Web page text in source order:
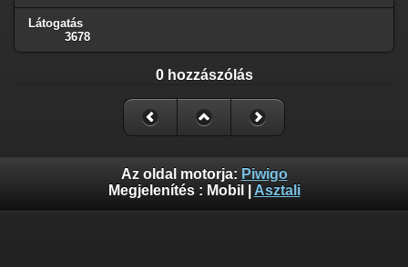
Látogatás
3678
0 hozzászólás
Az oldal motorja: Piwigo
Megjelenítés : Mobil Asztali